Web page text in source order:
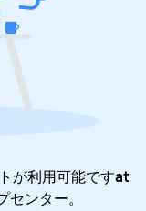
が利用可能ですat
センター。